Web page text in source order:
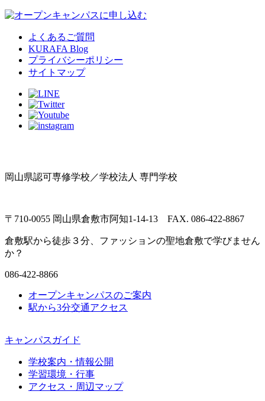
よくあるご質問
KURAFA Blog
プライバシーポリシー
サイトマップ
岡山県認可専修学校／学校法人 専門学校
〒710-0055 岡山県倉敷市阿知1-14-13 FAX. 086-422-8867
倉敷駅から徒歩３分、ファッションの聖地倉敷で学びません
か？
086-422-8866
オープンキャンパスのご案内
駅から3分交通アクセス
キャンパスガイド
学校案内・情報公開
学習環境・行事
アクセス・周辺マップ